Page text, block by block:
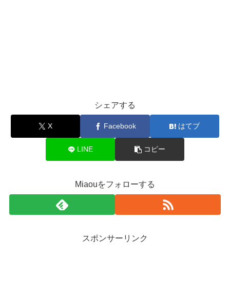
シェアする
X Facebook はてブ
LINE コピー
Miaouをフォローする
スポンサーリンク